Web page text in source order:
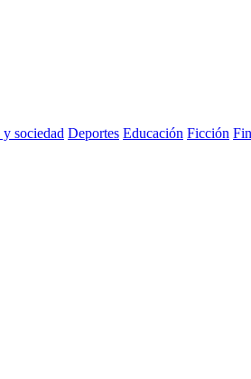
sociedad Deportes Educación Ficción